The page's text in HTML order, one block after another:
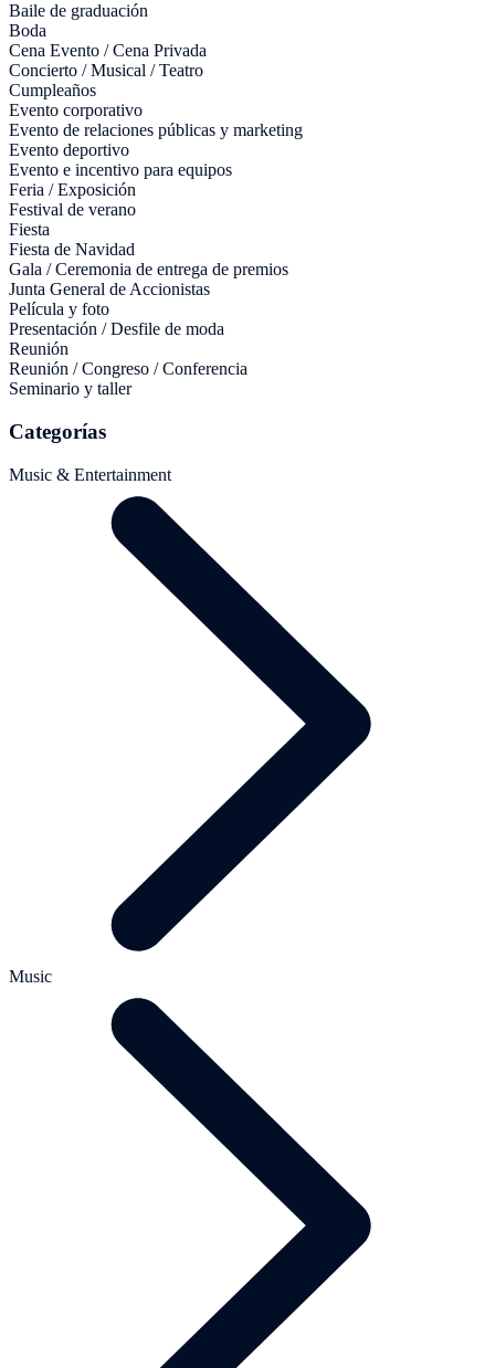
Baile de graduación
Boda
Cena Evento / Cena Privada
Concierto / Musical / Teatro
Cumpleaños
Evento corporativo
Evento de relaciones públicas y marketing
Evento deportivo
Evento e incentivo para equipos
Feria / Exposición
Festival de verano
Fiesta
Fiesta de Navidad
Gala / Ceremonia de entrega de premios
Junta General de Accionistas
Película y foto
Presentación / Desfile de moda
Reunión
Reunión / Congreso / Conferencia
Seminario y taller
Categorías
Music & Entertainment
Music